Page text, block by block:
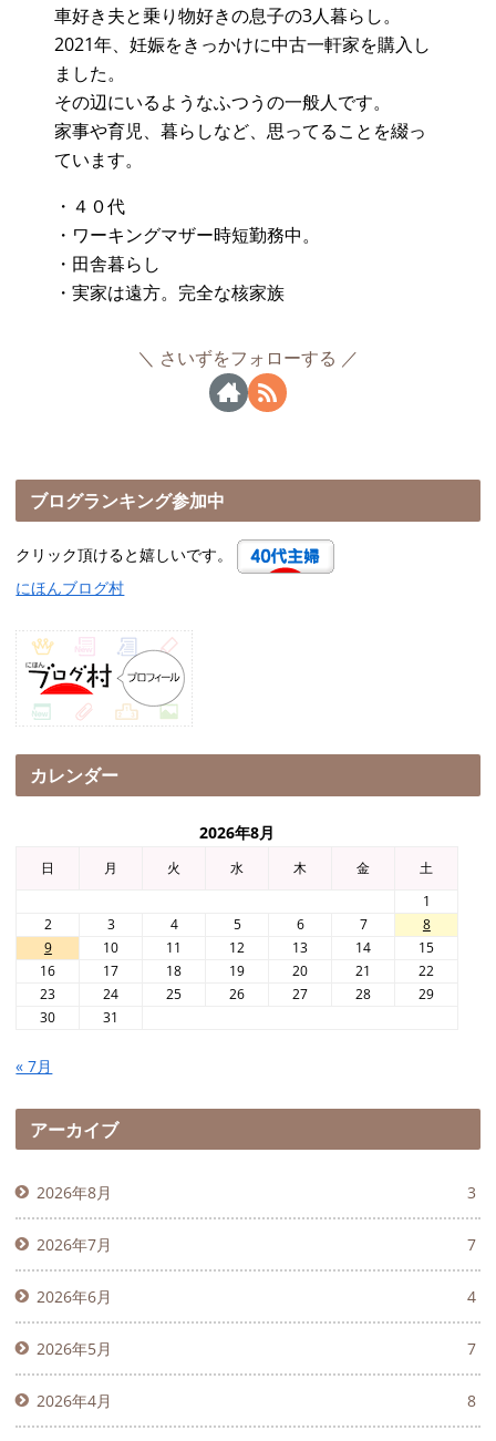
車好き夫と乗り物好きの息子の3人暮らし。
2021年、妊娠をきっかけに中古一軒家を購入し
ました。
その辺にいるようなふつうの一般人です。
家事や育児、暮らしなど、思ってることを綴っ
ています。
・４０代
・ワーキングマザー時短勤務中。
・田舎暮らし
・実家は遠方。完全な核家族
さいずをフォローする
ブログランキング参加中
クリック頂けると嬉しいです。
にほんブログ村
カレンダー
2026年8月
日 月 火 水 木 金
土
1
2
3 4 5 6 7
8
9
10 11 12 13 14
15
16
17 18 19 20 21
22
23
24 25 26 27 28
29
30
31
« 7月
アーカイブ
2026年8月 3
2026年7月 7
2026年6月 4
2026年5月 7
2026年4月 8